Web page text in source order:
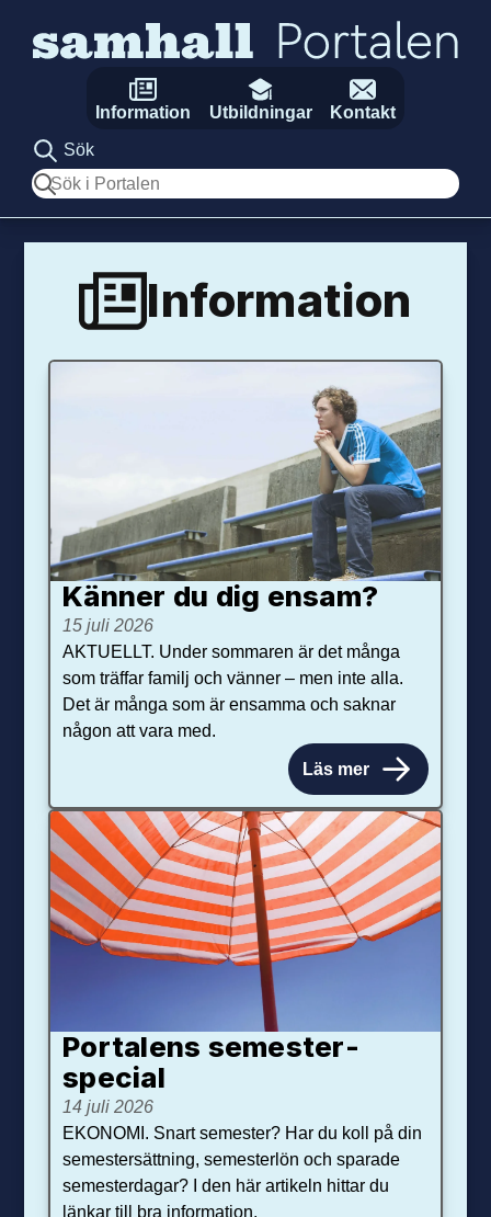
Information Utbildningar
Kontakt
Sök
Sök
Information
Känner du dig ensam?
15 juli 2026
AKTUELLT. Under sommaren är det många
som träffar familj och vänner – men inte alla.
Det är många som är ensamma och saknar
någon att vara med.
Läs mer
Portalens semester­
special
14 juli 2026
EKONOMI. Snart semester? Har du koll på din
semestersättning, semesterlön och sparade
semesterdagar? I den här artikeln hittar du
länkar till bra information.